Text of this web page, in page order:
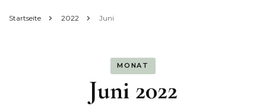
Startseite 2022 Juni
MONAT
Juni 2022